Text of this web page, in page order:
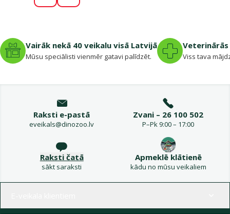
Vairāk nekā 40 veikalu visā Latvijā
Mūsu speciālisti vienmēr gatavi palīdzēt. Viss tava
Raksti e-pastā
eveikals@dinozoo.lv
Zvani – 26 100 502
P–Pk 9:00 – 17:00
Raksti čatā
sākt saraksti
Apmeklē klātienē
kādu no mūsu veikaliem